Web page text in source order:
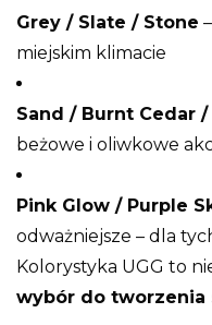
Grey / Slate / Stone
miejskim klimacie
Sand / Burnt Cedar
beżowe i oliwkowe
Pink Glow / Purple
odważniejsze – dla
Kolorystyka UGG to
wybór do tworzenia